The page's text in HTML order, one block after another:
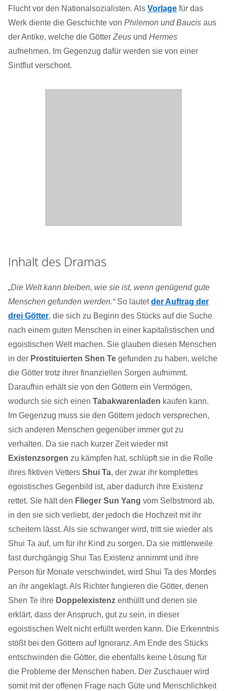
Flucht vor den Nationalsozialisten. Als Vorlage für das
Werk diente die Geschichte von Philemon und Baucis aus
der Antike, welche die Götter Zeus und Hermes
aufnehmen. Im Gegenzug dafür werden sie von einer
Sintflut verschont.
Inhalt des Dramas
„Die Welt kann bleiben, wie sie ist, wenn genügend gute
Menschen gefunden werden.“So lautetder Auftrag der
drei Götter, die sich zu Beginn des Stücks auf die Suche
nach einem guten Menschen in einer kapitalistischen und
egoistischen Welt machen. Sie glauben diesen Menschen
in der Prostituierten Shen Te gefunden zu haben, welche
die Götter trotz ihrer finanziellen Sorgen aufnimmt.
Daraufhin erhält sie von den Göttern ein Vermögen,
wodurch sie sich einen Tabakwarenladen kaufen kann.
Im Gegenzug muss sie den Göttern jedoch versprechen,
sich anderen Menschen gegenüber immer gut zu
verhalten. Da sie nach kurzer Zeit wieder mit
Existenzsorgen zu kämpfen hat, schlüpft sie in die Rolle
ihres fiktiven Vetters Shui Ta, der zwar ihr komplettes
egoistisches Gegenbild ist, aber dadurch ihre Existenz
rettet. Sie hält den Flieger Sun Yang vom Selbstmord ab,
in den sie sich verliebt, der jedoch die Hochzeit mit ihr
scheitern lässt. Als sie schwanger wird, tritt sie wieder als
Shui Ta auf, um für ihr Kind zu sorgen. Da sie mittlerweile
fast durchgängig Shui Tas Existenz annimmt und ihre
Person für Monate verschwindet, wird Shui Ta des Mordes
an ihr angeklagt. Als Richter fungieren die Götter, denen
Shen Te ihre Doppelexistenz enthüllt und denen sie
erklärt, dass der Anspruch, gut zu sein, in dieser
egoistischen Welt nicht erfüllt werden kann. Die Erkenntnis
stößt bei den Göttern auf Ignoranz. Am Ende des Stücks
entschwinden die Götter, die ebenfalls keine Lösung für
die Probleme der Menschen haben. Der Zuschauer wird
somit mit der offenen Frage nach Güte und Menschlichkeit